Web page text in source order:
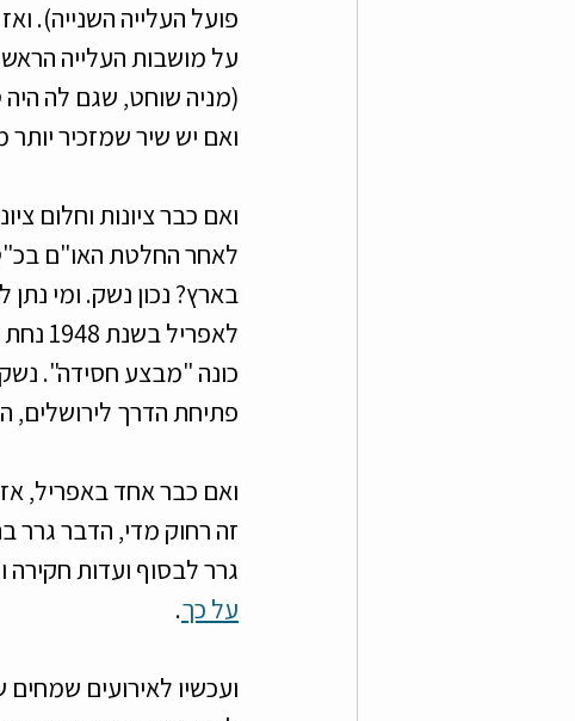
פועל העלייה השנייה).
על מושבות העלייה
(מניה שוחט, שגם לה
ואם יש שיר שמזכיר
בארץ? נכון נשק. ומי
כונה "מבצע חסידה". נשק
פתיחת הדרך לירושלים,
זה רחוק מדי, הדבר גרר
גרר לבסוף ועדות חקירה
על כך.